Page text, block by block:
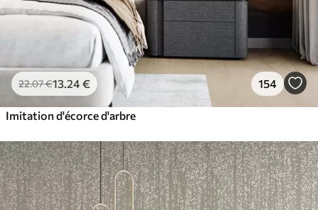
22.07€13 .24€ 154
Imitation d'écorce d'arbre